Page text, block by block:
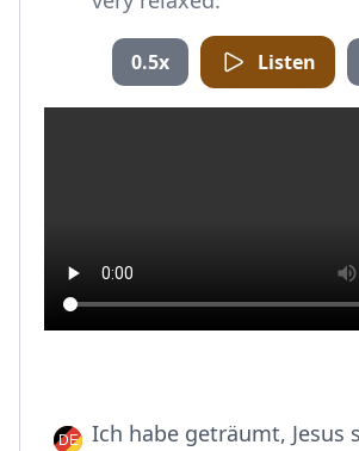
0.5x Listen
Ich habe geträumt, Jesus